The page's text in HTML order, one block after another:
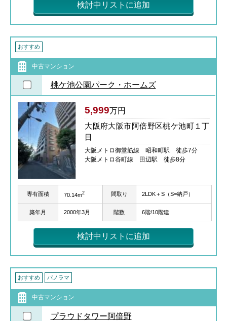
検討中リストに追加
おすすめ
中古マンション
桃ケ池公園パーク・ホームズ
5,999万円
大阪府大阪市阿倍野区桃ケ池町１丁
目
大阪メトロ御堂筋線 昭和町駅 徒歩7分
大阪メトロ谷町線 田辺駅 徒歩8分
専有面積 70.14m2 間取り 2LDK＋S（S=納戸）
築年月 2000年3月 階数 6階/10階建
検討中リストに追加
おすすめ パノラマ
中古マンション
プラウドタワー阿倍野